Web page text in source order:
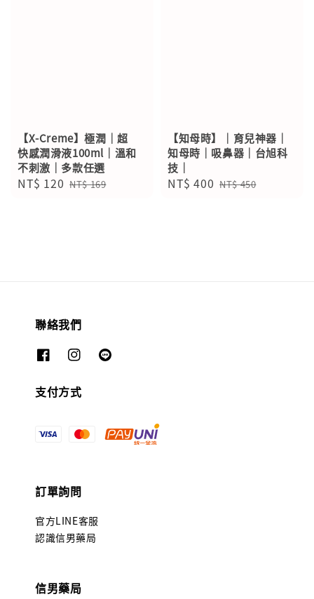
【X-Creme】極潤｜超
快感潤滑液100ml｜溫和
不刺激｜多款任選
Sale
NT$ 120 Regular
NT$ 169
【知母時】｜育兒神器｜
知母時｜吸鼻器｜台旭科
技｜
Sale
NT$ 400 Regular
NT$ 450
聯絡我們
支付方式
訂單詢問
官方LINE客服
認識信男藥局
信男藥局